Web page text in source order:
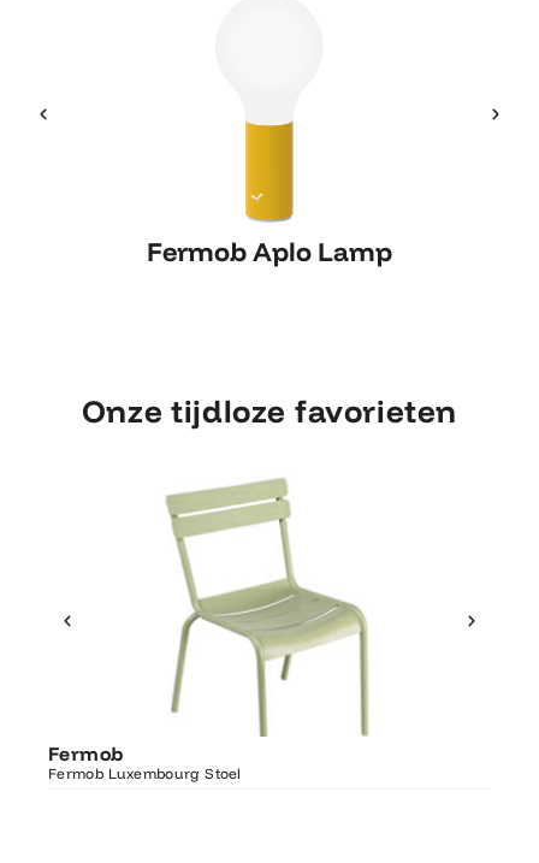
Fermob Aplo Lamp
Fermob Aplo Lamp
Onze tijdloze favorieten
Fermob
Fermob Luxembourg Stoel
Ontdek Fermob
Luxembourg Stoel